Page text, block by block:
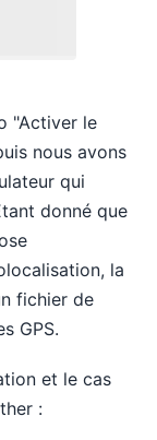
"Activer le
nous avons
qui
donné que
la
fichier de
GPS.
et le cas
: